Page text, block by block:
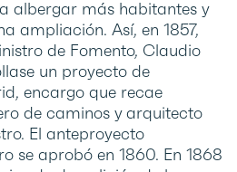
albergar más habitantes y
ampliación. Así, en 1857,
de Fomento, Claudio
un proyecto de
encargo que recae
de caminos y arquitecto
El anteproyecto
se aprobó en 1860. En 1868